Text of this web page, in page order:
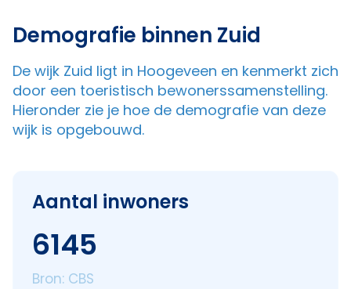
Demografie binnen Zuid
De wijk Zuid ligt in Hoogeveen en kenmerkt zich
door een toeristisch bewonerssamenstelling.
Hieronder zie je hoe de demografie van deze
wijk is opgebouwd.
Aantal inwoners
6145
Bron: CBS